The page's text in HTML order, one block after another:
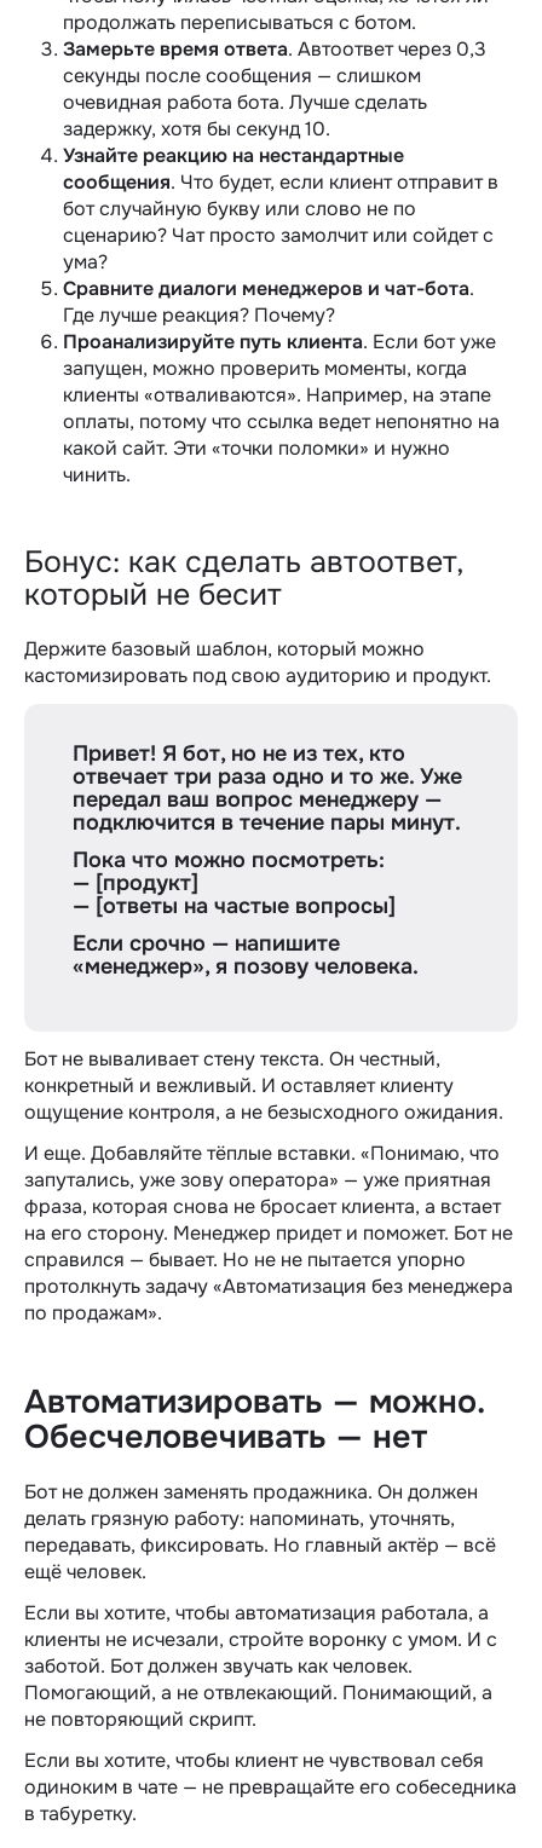
продолжать переписываться с ботом.
Замерьте время ответа. Автоответ через 0,3
секунды после сообщения — слишком
очевидная работа бота. Лучше сделать
задержку, хотя бы секунд 10.
Узнайте реакцию на нестандартные
сообщения. Что будет, если клиент отправит в
бот случайную букву или слово не по
сценарию? Чат просто замолчит или сойдет с
ума?
Сравните диалоги менеджеров и чат-бота.
Где лучше реакция? Почему?
Проанализируйте путь клиента. Если бот уже
запущен, можно проверить моменты, когда
клиенты «отваливаются». Например, на этапе
оплаты, потому что ссылка ведет непонятно на
какой сайт. Эти «точки поломки» и нужно
чинить.
Бонус: как сделать автоответ,
который не бесит
Держите базовый шаблон, который можно
кастомизировать под свою аудиторию и продукт.
Привет! Я бот, но не из тех, кто
отвечает три раза одно и то же. Уже
передал ваш вопрос менеджеру —
подключится в течение пары минут.
Пока что можно посмотреть:
— [продукт]
— [ответы на частые вопросы]
Если срочно — напишите
«менеджер», я позову человека.
Бот не вываливает стену текста. Он честный,
конкретный и вежливый. И оставляет клиенту
ощущение контроля, а не безысходного ожидания.
И еще. Добавляйте тёплые вставки. «Понимаю, что
запутались, уже зову оператора» — уже приятная
фраза, которая снова не бросает клиента, а встает
на его сторону. Менеджер придет и поможет. Бот не
справился — бывает. Но не не пытается упорно
протолкнуть задачу «Автоматизация без менеджера
по продажам».
Автоматизировать — можно.
Обесчеловечивать — нет
Бот не должен заменять продажника. Он должен
делать грязную работу: напоминать, уточнять,
передавать, фиксировать. Но главный актёр — всё
ещё человек.
Если вы хотите, чтобы автоматизация работала, а
клиенты не исчезали, стройте воронку с умом. И с
заботой. Бот должен звучать как человек.
Помогающий, а не отвлекающий. Понимающий, а
не повторяющий скрипт.
Если вы хотите, чтобы клиент не чувствовал себя
одиноким в чате — не превращайте его собеседника
в табуретку.